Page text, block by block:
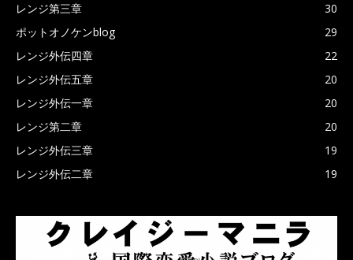
レンジ第三章
30
ポットオノケンblog
29
レンジ外伝四章
22
レンジ外伝五章
20
レンジ外伝一章
20
レンジ第二章
20
レンジ外伝三章
19
レンジ外伝二章
19